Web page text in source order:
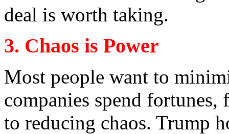
deal is worth taking.
3. Chaos is Power
Most people want to
companies spend fortunes,
to reducing chaos. Trump